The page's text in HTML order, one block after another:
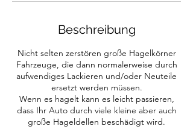
Beschreibung
Nicht selten zerstören große Hagelkörner
Fahrzeuge, die dann normalerweise durch
aufwendiges Lackieren und/oder Neuteile
ersetzt werden müssen.
Wenn es hagelt kann es leicht passieren,
dass Ihr Auto durch viele kleine aber auch
große Hageldellen beschädigt wird.